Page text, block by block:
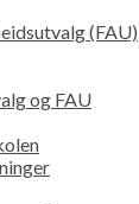
(FAU)
og FAU